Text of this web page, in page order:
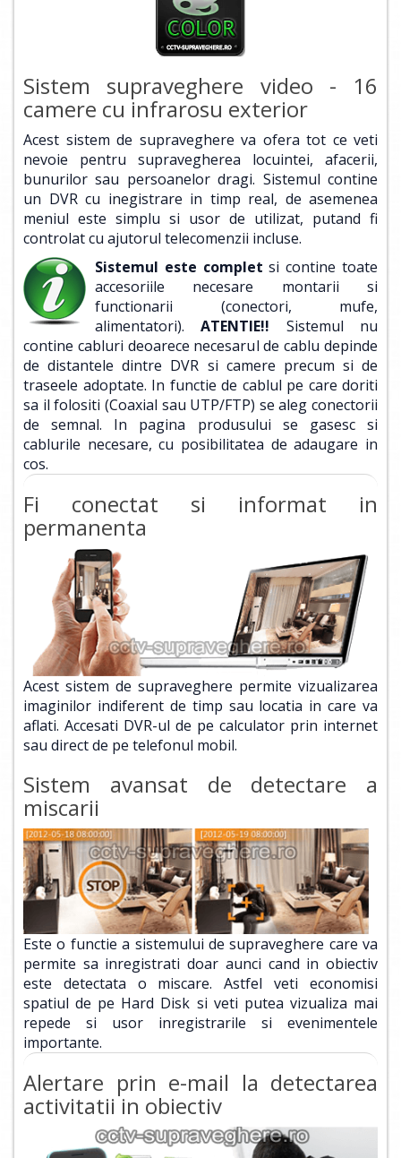
Sistem supraveghere video - 16
camere cu infrarosu exterior
Acest sistem de supraveghere va ofera tot ce veti
nevoie pentru supravegherea locuintei, afacerii,
bunurilor sau persoanelor dragi. Sistemul contine
un DVR cu inegistrare in timp real, de asemenea
meniul este simplu si usor de utilizat, putand fi
controlat cu ajutorul telecomenzii incluse.
Sistemul este complet si contine toate
accesoriile necesare montarii si
functionarii (conectori, mufe,
alimentatori).ATENTIE!! Sistemul nu
contine cabluri deoarece necesarul de cablu depinde
de distantele dintre DVR si camere precum si de
traseele adoptate. In functie de cablul pe care doriti
sa il folositi (Coaxial sau UTP/FTP) se aleg conectorii
de semnal. In pagina produsului se gasesc si
cablurile necesare, cu posibilitatea de adaugare in
cos.
Fi conectat si informat in
permanenta
Acest sistem de supraveghere permite vizualizarea
imaginilor indiferent de timp sau locatia in care va
aflati. Accesati DVR-ul de pe calculator prin internet
sau direct de pe telefonul mobil.
Sistem avansat de detectare a
miscarii
Este o functie a sistemului de supraveghere care va
permite sa inregistrati doar aunci cand in obiectiv
este detectata o miscare. Astfel veti economisi
spatiul de pe Hard Disk si veti putea vizualiza mai
repede si usor inregistrarile si evenimentele
importante.
Alertare prin e-mail la detectarea
activitatii in obiectiv